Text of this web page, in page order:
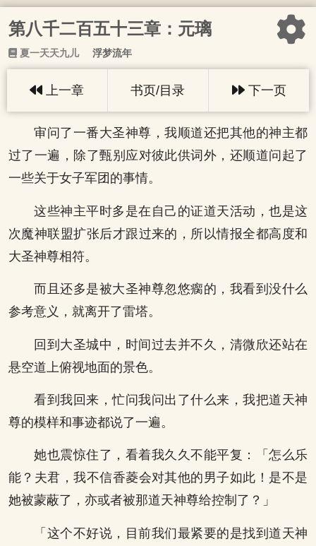
第八千二百五十三章：元璃
夏一天天九儿 浮梦流年
上一章 书页/目录 下一页
审问了一番大圣神尊，我顺道还把其他的神主都
过了一遍，除了甄别应对彼此供词外，还顺道问起了
一些关于女子军团的事情。
这些神主平时多是在自己的证道天活动，也是这
次魔神联盟扩张后才跟过来的，所以情报全都高度和
大圣神尊相符。
而且还多是被大圣神尊忽悠瘸的，我看到没什么
参考意义，就离开了雷塔。
回到大圣城中，时间过去并不久，清微欣还站在
悬空道上俯视地面的景色。
看到我回来，忙问我问出了什么来，我把道天神
尊的模样和事迹都说了一遍。
她也震惊住了，看着我久久不能平复：「怎么乐
能？夫君，我不信香菱会对其他的男子如此！是不是
她被蒙蔽了，亦或者被那道天神尊给控制了？」
「这个不好说，目前我们最紧要的是找到道天神